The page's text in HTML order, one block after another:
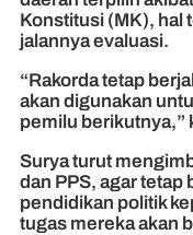
Konstitusi (MK), hal
jalannya evaluasi.
“Rakorda tetap
akan digunakan
pemilu berikutnya,”
Surya turut
dan PPS, agar
pendidikan politik
tugas mereka akan